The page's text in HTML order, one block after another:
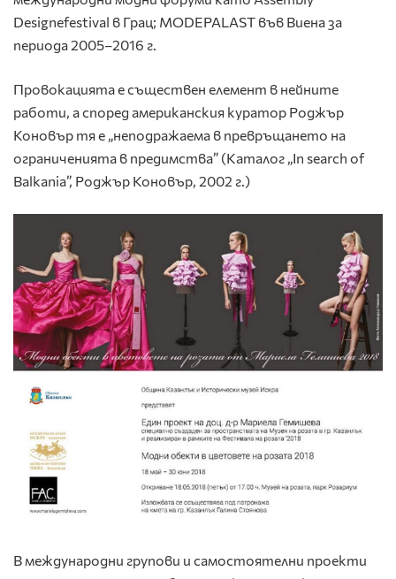
Designefestival в Грац; MODEPALAST във Виена за
периода 2005–2016 г.
Провокацията е съществен елемент в нейните
работи, а според американския куратор Роджър
Коновър тя е „неподражаема в превръщането на
ограниченията в предимства” (Каталог „In search of
Balkania”, Роджър Коновър, 2002 г.)
В международни групови и самостоятелни проекти